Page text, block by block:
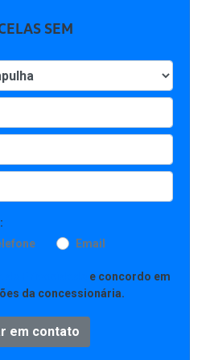
SEM
Email
e concordo em
da concessionária.
em contato